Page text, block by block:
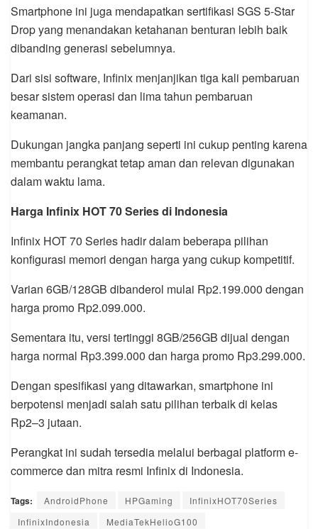
Smartphone ini juga mendapatkan sertifikasi SGS 5-Star
Drop yang menandakan ketahanan benturan lebih baik
dibanding generasi sebelumnya.
Dari sisi software, Infinix menjanjikan tiga kali pembaruan
besar sistem operasi dan lima tahun pembaruan
keamanan.
Dukungan jangka panjang seperti ini cukup penting karena
membantu perangkat tetap aman dan relevan digunakan
dalam waktu lama.
Harga Infinix HOT 70 Series di Indonesia
Infinix HOT 70 Series hadir dalam beberapa pilihan
konfigurasi memori dengan harga yang cukup kompetitif.
Varian 6GB/128GB dibanderol mulai Rp2.199.000 dengan
harga promo Rp2.099.000.
Sementara itu, versi tertinggi 8GB/256GB dijual dengan
harga normal Rp3.399.000 dan harga promo Rp3.299.000.
Dengan spesifikasi yang ditawarkan, smartphone ini
berpotensi menjadi salah satu pilihan terbaik di kelas
Rp2–3 jutaan.
Perangkat ini sudah tersedia melalui berbagai platform e-
commerce dan mitra resmi Infinix di Indonesia.
Tags: AndroidPhone HPGaming
InfinixHOT70Series
InfinixIndonesia
MediaTekHelioG100